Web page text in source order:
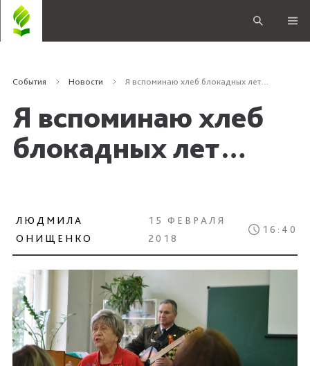
События Новости Я вспоминаю хлеб блокадных лет…
Я вспоминаю хлеб
блокадных лет…
ЛЮДМИЛА
ОНИЩЕНКО
15 ФЕВРАЛЯ
2018
16:40